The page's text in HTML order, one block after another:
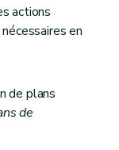
actions
en
de plans
de